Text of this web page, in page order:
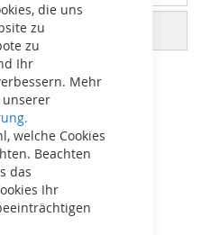
die uns
zu
zu
Ihr
Mehr
unserer
welche Cookies
Beachten
das
Ihr
dem Warenkorb